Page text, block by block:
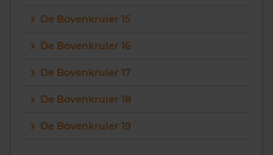
De Bovenkruier 15
De Bovenkruier 16
De Bovenkruier 17
De Bovenkruier 18
De Bovenkruier 19